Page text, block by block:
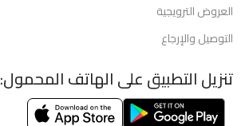
العروض الترويجية
التوصيل والإرجاع
تنزيل التطبيق على الهاتف المحمول: